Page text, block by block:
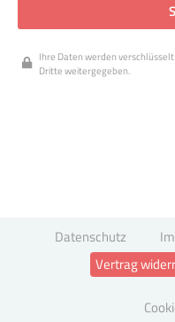
Ihre Daten werden
Dritte weitergegeben.
Datenschutz
Vertrag